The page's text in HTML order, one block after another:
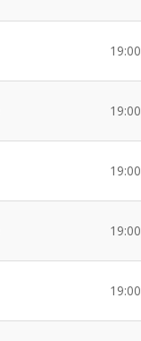
19:00
19:00
19:00
19:00
19:00